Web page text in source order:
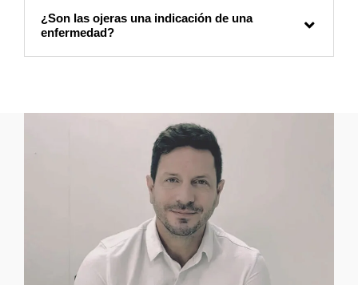
¿Son las ojeras una indicación de una
enfermedad?